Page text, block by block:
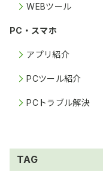
WEBツール
PC・スマホ
アプリ紹介
PCツール紹介
PCトラブル解決
TAG